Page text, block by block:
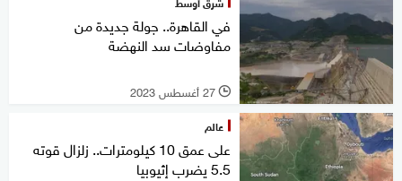
في القاهرة.. جولة جديدة من
مفاوضات سد النهضة
l 27 أغسطس 2023
عالم
على عمق 10 كيلومترات.. زلزال قوته
5.5 يضرب إثيوبيا